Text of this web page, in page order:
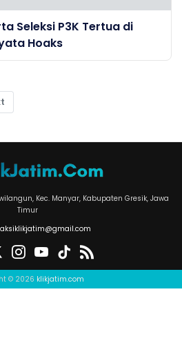
Seleksi P3K Tertua di
Hoaks
Kec. Manyar, Kabupaten Gresik, Jawa
Timur
© 2026 klikjatim.com